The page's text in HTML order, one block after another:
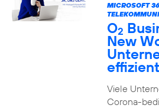
MICROSOFT
O2
New
effizient
Viele
Corona-